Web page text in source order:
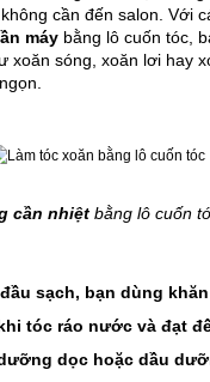
cần đến salon. Với
máy bằng lô cuốn tóc,
xoăn sóng, xoăn lơi hay
cần nhiệt bằng lô cuốn
sạch, bạn dùng
tóc ráo nước và đạt
dọc hoặc dầu